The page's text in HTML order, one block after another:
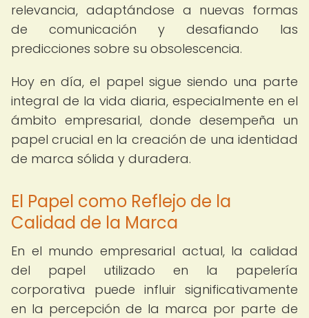
relevancia, adaptándose a nuevas formas
de comunicación y desafiando las
predicciones sobre su obsolescencia.
Hoy en día, el papel sigue siendo una parte
integral de la vida diaria, especialmente en el
ámbito empresarial, donde desempeña un
papel crucial en la creación de una identidad
de marca sólida y duradera.
El Papel como Reflejo de la
Calidad de la Marca
En el mundo empresarial actual, la calidad
del papel utilizado en la papelería
corporativa puede influir significativamente
en la percepción de la marca por parte de